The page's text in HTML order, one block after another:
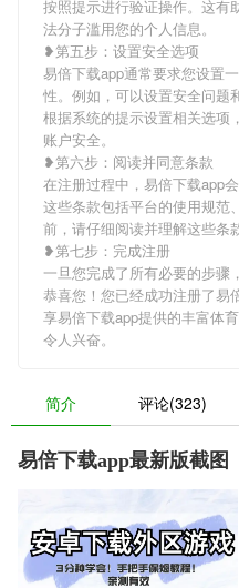
按照提示进行验证操作。这有
法分子滥用您的个人信息。
❥第五步：设置安全选项
易倍下载app通常要求您设置
性。例如，可以设置安全问题
根据系统的提示设置相关选项
账户安全。
❥第六步：阅读并同意条款
在注册过程中，易倍下载app
这些条款包括平台的使用规范
前，请仔细阅读并理解这些条
❥第七步：完成注册
一旦您完成了所有必要的步骤
恭喜您！您已经成功注册了易
享易倍下载app提供的丰富体
令人兴奋。
简介 评论(323)
易倍下载app最新版截图